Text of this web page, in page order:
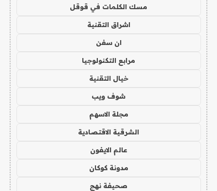
مسك الكلمات في قوقل
اشراق التقنية
ان سفن
مرابع التكنولوجيا
خيال التقنية
شوف ويب
مجلة الاسهم
الشرقية الاقتصادية
عالم الايفون
مدونة كوكان
صحيفة نهج